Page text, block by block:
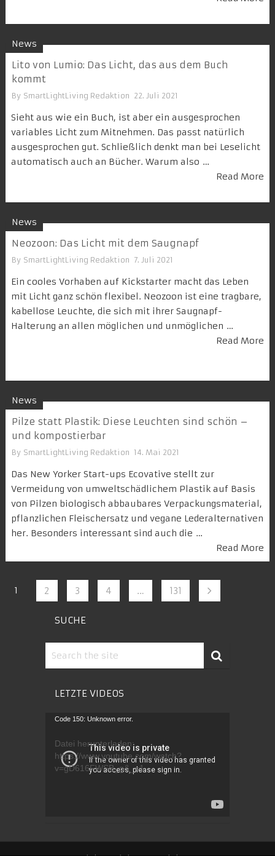
News
Lito von Lumio: Das Licht, das aus dem Buch
kommt
By SmartLightLiving Redaktion 22. Juli 2021
Sieht aus wie ein Buch, ist aber ein ausgesprochen
variables Licht zum Mitnehmen. Das passt natürlich
ausgesprochen gut. Schließlich denkt man bei Leselicht
automatisch auch an Bücher. Warum also …
Read More
News
Neozoon: Das Licht mit dem Saugnapf
By SmartLightLiving Redaktion 7. Juli 2021
Ein cooles Vorhaben auf Kickstarter macht das Leben
mit Licht ganz schön flexibel. Neozoon ist eine tragbare,
kabellose Leuchte, die sich mit ihrer Saugnapf-
Halterung an allen möglichen und unmöglichen …
Read More
News
Pilze statt Plastik: Diese Leuchten sind schön –
und kompostierbar
By SmartLightLiving Redaktion 14. Mai 2021
Das New Yorker Start-ups Ecovative stellt zur
Vermeidung von umweltschädlichem Plastik auf Basis
von Pilzen biologisch abbaubares Verpackungsmaterial,
pflanzlichen Fleischersatz und vegane Lederalternativen
her. Besonders interessant sind auch die …
Read More
1 2 3 4 … 131
SUCHE
LETZTE VIDEOS
Video-
Code 150: Unknown error.
Datei herunterladen:
https://www.youtube.com/watch?
v=gD616FWSB_g&_=1